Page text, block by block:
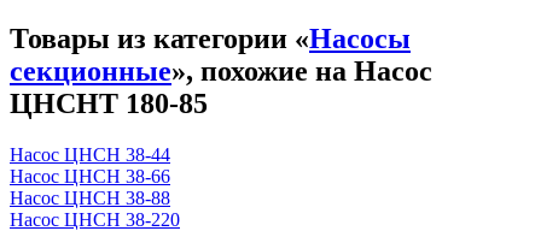
Товары из категории «Насосы
секционные», похожие на Насос
ЦНСНТ 180-85
Насос ЦНСН 38-44
Насос ЦНСН 38-66
Насос ЦНСН 38-88
Насос ЦНСН 38-220